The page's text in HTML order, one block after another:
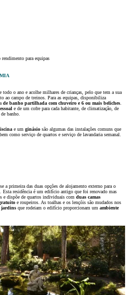
para equipas
todo o ano e acolhe milhares de crianças, pelo que tem a sua
ao campo de treinos. Para as equipas, disponibiliza
de banho partilhada com chuveiro e6 ou mais beliches
e de um cofre para cada habitante, de climatização, de
banho.
e um ginásio são algumas das instalações comuns que
como serviço de quartos e serviço de lavandaria semanal.
a primeira das duas opções de alojamento externo para o
Esta residência é um edifício antigo que foi renovado mas
e dispõe de quartos individuais com duas camas
e roupeiros. As toalhas e os lençóis são mudados nos
jardins que rodeiam o edifício proporcionam um ambiente